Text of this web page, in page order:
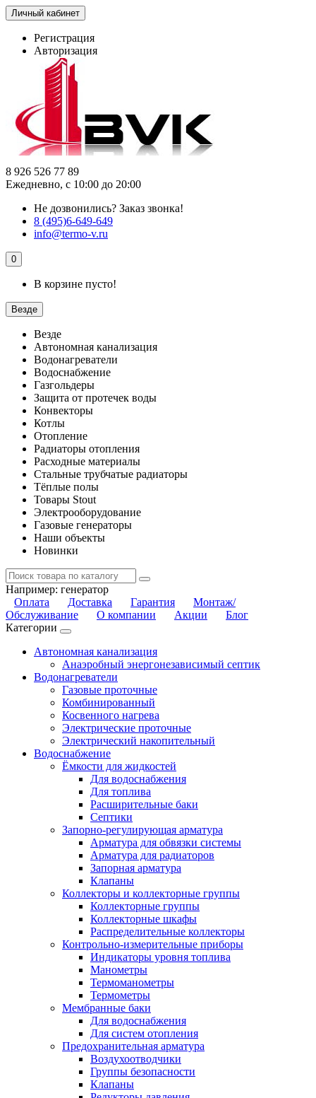
Личный кабинет
Регистрация
Авторизация
8 926 526 77 89
Ежедневно, с 10:00 до 20:00
Не дозвонились? Заказ звонка!
8 (495)6-649-649
info@termo-v.ru
0
В корзине пусто!
Везде
Везде
Автономная канализация
Водонагреватели
Водоснабжение
Газгольдеры
Защита от протечек воды
Конвекторы
Котлы
Отопление
Радиаторы отопления
Расходные материалы
Стальные трубчатые радиаторы
Тёплые полы
Товары Stout
Электрооборудование
Газовые генераторы
Наши объекты
Новинки
Например: генератор
Оплата
Доставка Гарантия
Монтаж/
Обслуживание
О компании Акции
Блог
Категории
Автономная канализация
Анаэробный энергонезависимый септик
Водонагреватели
Газовые проточные
Комбинированный
Косвенного нагрева
Электрические проточные
Электрический накопительный
Водоснабжение
Ёмкости для жидкостей
Для водоснабжения
Для топлива
Расширительные баки
Септики
Запорно-регулирующая арматура
Арматура для обвязки системы
Арматура для радиаторов
Запорная арматура
Клапаны
Коллекторы и коллекторные группы
Коллекторные группы
Коллекторные шкафы
Распределительные коллекторы
Контрольно-измерительные приборы
Индикаторы уровня топлива
Манометры
Термоманометры
Термометры
Мембранные баки
Для водоснабжения
Для систем отопления
Предохранительная арматура
Воздухоотводчики
Группы безопасности
Клапаны